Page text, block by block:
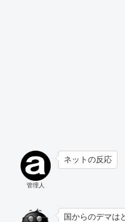
管理人
ネットの反応
国からのデマは